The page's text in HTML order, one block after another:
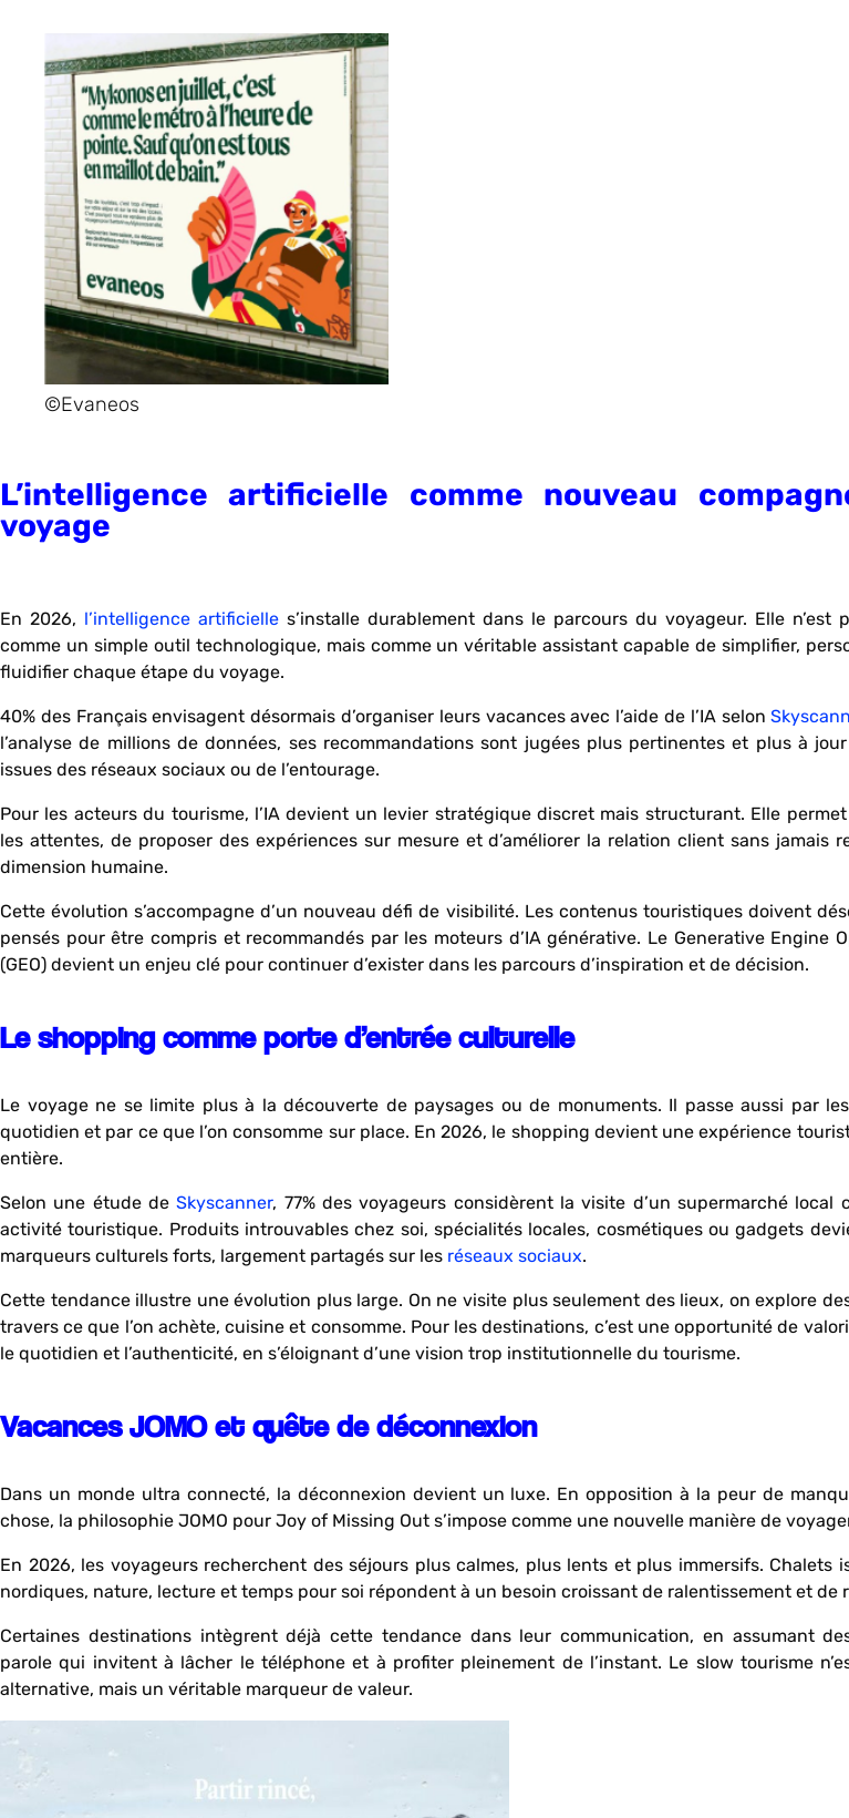
©Evaneos
L’intelligence artificielle comme nouveau
voyage
En 2026, l’intelligence artificielle s’installe durablement dans le parcours du voyageur. Elle n’est
comme un simple outil technologique, mais comme un véritable assistant capable de simplifier,
fluidifier chaque étape du voyage.
40% des Français envisagent désormais d’organiser leurs vacances avec l’aide de l’IA selon
l’analyse de millions de données, ses recommandations sont jugées plus pertinentes et plus à
issues des réseaux sociaux ou de l’entourage.
Pour les acteurs du tourisme, l’IA devient un levier stratégique discret mais structurant. Elle permet
les attentes, de proposer des expériences sur mesure et d’améliorer la relation client sans jamais
dimension humaine.
Cette évolution s’accompagne d’un nouveau défi de visibilité. Les contenus touristiques doivent
pensés pour être compris et recommandés par les moteurs d’IA générative. Le Generative Engine
(GEO) devient un enjeu clé pour continuer d’exister dans les parcours d’inspiration et de décision.
Le shopping comme porte d’entrée culturelle
Le voyage ne se limite plus à la découverte de paysages ou de monuments. Il passe aussi par
quotidien et par ce que l’on consomme sur place. En 2026, le shopping devient une expérience
entière.
Selon une étude deSkyscanner, 77% des voyageurs considèrent la visite d’un supermarché local
activité touristique. Produits introuvables chez soi, spécialités locales, cosmétiques ou gadgets
marqueurs culturels forts, largement partagés sur les réseaux sociaux.
Cette tendance illustre une évolution plus large. On ne visite plus seulement des lieux, on explore
travers ce que l’on achète, cuisine et consomme. Pour les destinations, c’est une opportunité de
le quotidien et l’authenticité, en s’éloignant d’une vision trop institutionnelle du tourisme.
Vacances JOMO et quête de déconnexion
Dans un monde ultra connecté, la déconnexion devient un luxe. En opposition à la peur de
chose, la philosophie JOMO pour Joy of Missing Out s’impose comme une nouvelle manière de
En 2026, les voyageurs recherchent des séjours plus calmes, plus lents et plus immersifs. Chalets
nordiques, nature, lecture et temps pour soi répondent à un besoin croissant de ralentissement et de
Certaines destinations intègrent déjà cette tendance dans leur communication, en assumant
parole qui invitent à lâcher le téléphone et à profiter pleinement de l’instant. Le slow tourisme
alternative, mais un véritable marqueur de valeur.